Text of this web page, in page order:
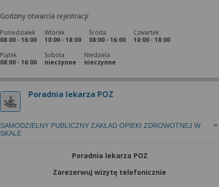
Godziny otwarcia rejestracji:
Poniedziałek
08:00 - 16:00
Wtorek
10:00 - 18:00
Środa
08:00 - 16:00
Czwartek
10:00 - 18:00
Piątek
08:00 - 16:00
Sobota
nieczynne
Niedziela
nieczynne
Poradnia lekarza POZ
SAMODZIELNY PUBLICZNY ZAKŁAD OPIEKI ZDROWOTNEJ W
SKALE
Poradnia lekarza POZ
Zarezerwuj wizytę telefonicznie